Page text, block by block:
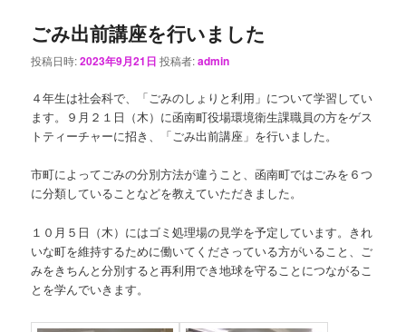
ごみ出前講座を行いました
投稿日時:2023年9月21日 投稿者:admin
４年生は社会科で、「ごみのしょりと利用」について学習してい
ます。９月２１日（木）に函南町役場環境衛生課職員の方をゲス
トティーチャーに招き、「ごみ出前講座」を行いました。
市町によってごみの分別方法が違うこと、函南町ではごみを６つ
に分類していることなどを教えていただきました。
１０月５日（木）にはゴミ処理場の見学を予定しています。きれ
いな町を維持するために働いてくださっている方がいること、ご
みをきちんと分別すると再利用でき地球を守ることにつながるこ
とを学んでいきます。